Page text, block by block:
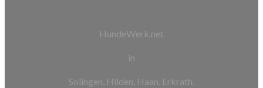
HundeWerk.net
in
Solingen, Hilden, Haan, Erkrath,